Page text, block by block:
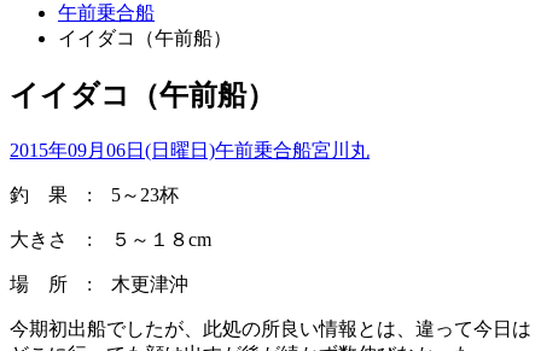
午前乗合船
イイダコ（午前船）
イイダコ（午前船）
2015年09月06日(日曜日)午前乗合船宮川丸
釣 果 : 5～23杯
大きさ : ５～１８cm
場 所 : 木更津沖
今期初出船でしたが、此処の所良い情報とは、違って今日は